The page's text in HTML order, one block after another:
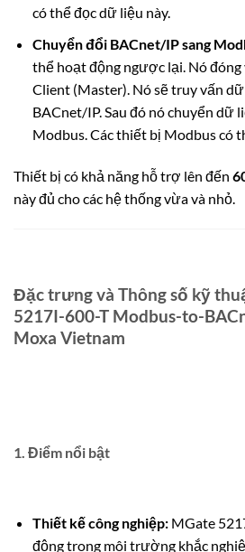
có thể đọc dữ liệu này.
Chuyển đổi BACnet/IP sang
thể hoạt động ngược lại. Nó đóng
Client (Master). Nó sẽ truy vấn
BACnet/IP. Sau đó nó chuyển dữ
Modbus. Các thiết bị Modbus có
Thiết bị có khả năng hỗ trợ lên đến
này đủ cho các hệ thống vừa và nhỏ.
Đặc trưng và Thông số kỹ
5217I-600-T Modbus-to-
Moxa Vietnam
1. Điểm nổi bật
Thiết kế công nghiệp:MGate
động trong môi trường khắc